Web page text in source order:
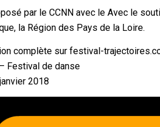
par le CCNN avec le Avec le
la Région des Pays de la Loire.
complète sur festival-
Festival de danse
2018